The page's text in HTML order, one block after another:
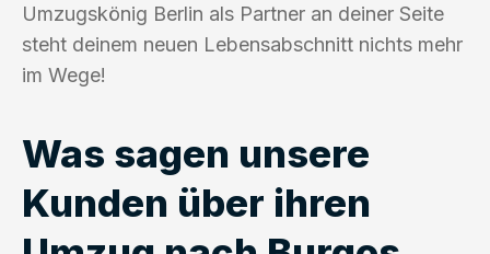
Umzugskönig Berlin als Partner an deiner Seite
steht deinem neuen Lebensabschnitt nichts mehr
im Wege!
Was sagen unsere
Kunden über ihren